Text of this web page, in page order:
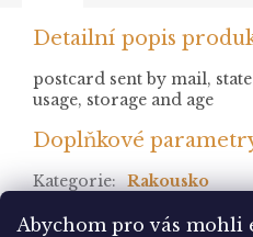
Abychom pro vás mohli
Detailní popis
postcard sent by mail,
usage, storage and age
Doplňkové
Kategorie: Rakousko